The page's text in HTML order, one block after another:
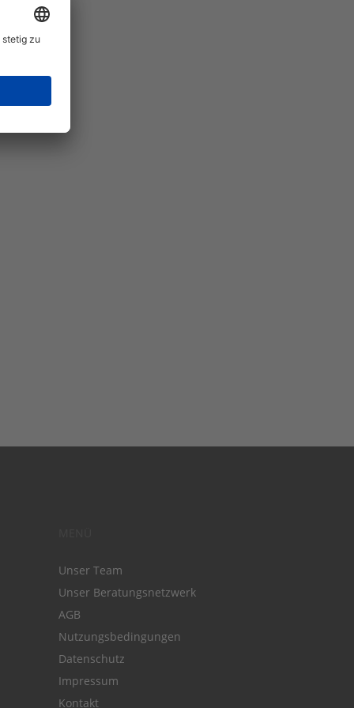
Unser Team
Unser Beratungsnetzwerk
AGB
Nutzungsbedingungen
Datenschutz
Impressum
Kontakt